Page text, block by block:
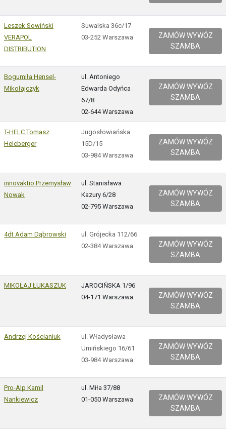
Leszek Sowiński
VERAPOL
DISTRIBUTION
Suwalska 36c/17
03-252 Warszawa
ZAMÓW WYWÓZ
SZAMBA
Bogumiła Hensel-
Mikołajczyk
ul. Antoniego
Edwarda Odyńca
67/8
02-644 Warszawa
ZAMÓW WYWÓZ
SZAMBA
T-HELC Tomasz
Helcberger
Jugosłowiańska
15D/15
03-984 Warszawa
ZAMÓW WYWÓZ
SZAMBA
innovaktio Przemysław
Nowak
ul. Stanisława
Kazury 6/28
02-795 Warszawa
ZAMÓW WYWÓZ
SZAMBA
4dt Adam Dąbrowski
ul. Grójecka 112/66
02-384 Warszawa
ZAMÓW WYWÓZ
SZAMBA
MIKOŁAJ ŁUKASZUK
JAROCIŃSKA 1/96
04-171 Warszawa
ZAMÓW WYWÓZ
SZAMBA
Andrzej Kościaniuk
ul. Władysława
Umińskiego 16/61
03-984 Warszawa
ZAMÓW WYWÓZ
SZAMBA
Pro-Alp Kamil
Nankiewicz
ul. Miła 37/88
01-050 Warszawa
ZAMÓW WYWÓZ
SZAMBA